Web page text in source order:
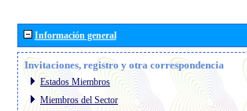
Información general
Invitaciones, registro y otra correspondencia
Estados Miembros
Miembros del Sector